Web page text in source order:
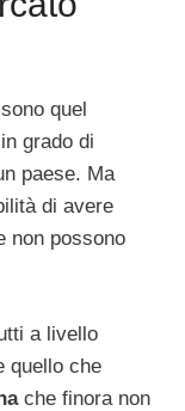
quel
grado di
paese. Ma
di avere
non possono
a livello
quello che
che finora non